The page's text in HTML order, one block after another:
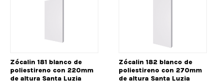
Zócalin 181 blanco de
poliestireno con 220mm
de altura Santa Luzia
Zócalin 182 blanco de
poliestireno con 270mm
de altura Santa Luzia